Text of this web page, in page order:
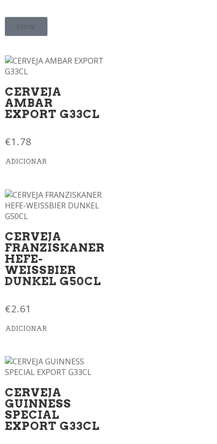
Filtrar
CERVEJA
AMBAR
EXPORT G33CL
€1.78
ADICIONAR
CERVEJA
FRANZISKANER
HEFE-
WEISSBIER
DUNKEL G50CL
€2.61
ADICIONAR
CERVEJA
GUINNESS
SPECIAL
EXPORT G33CL